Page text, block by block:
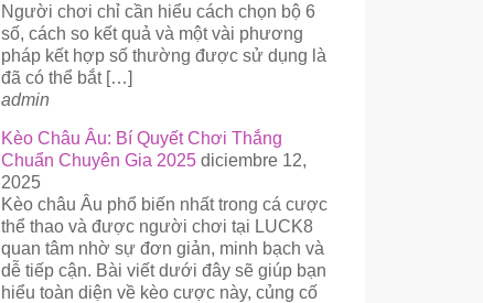
Người chơi chỉ cần hiểu cách chọn bộ 6
số, cách so kết quả và một vài phương
pháp kết hợp số thường được sử dụng là
đã có thể bắt […]
admin
Kèo Châu Âu: Bí Quyết Chơi Thắng
Chuẩn Chuyên Gia 2025 diciembre 12,
2025
Kèo châu Âu phổ biến nhất trong cá cược
thể thao và được người chơi tại LUCK8
quan tâm nhờ sự đơn giản, minh bạch và
dễ tiếp cận. Bài viết dưới đây sẽ giúp bạn
hiểu toàn diện về kèo cược này, củng cố